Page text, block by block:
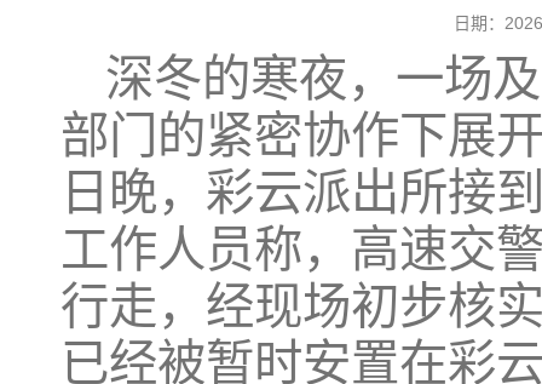
日期：
深冬的寒夜，一场
部门的紧密协作下展
日晚，彩云派出所接
工作人员称，高速交
行走，经现场初步核
已经被暂时安置在彩